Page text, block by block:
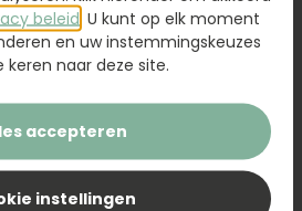
beleid . U kunt op elk moment
en uw instemmingskeuzes
naar deze site.
accepteren
instellingen